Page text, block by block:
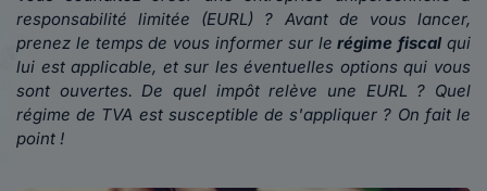
responsabilité limitée (EURL) ? Avant de vous lancer,
prenez le temps de vous informer sur lerégime fiscal qui
lui est applicable, et sur les éventuelles options qui vous
sont ouvertes. De quel impôt relève une EURL ? Quel
régime de TVA est susceptible de s'appliquer ? On fait le
point !